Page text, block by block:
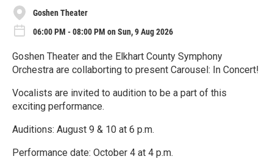
Goshen Theater
06:00 PM - 08:00 PM on Sun, 9 Aug 2026
Goshen Theater and the Elkhart County Symphony
Orchestra are collaborting to present Carousel: In Concert!
Vocalists are invited to audition to be a part of this
exciting performance.
Auditions: August 9 & 10 at 6 p.m.
Performance date: October 4 at 4 p.m.